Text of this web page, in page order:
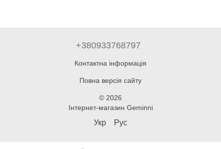
+380933768797
Контактна інформація
Повна версія сайту
© 2026
Інтернет-магазин Geminni
Укр Рус